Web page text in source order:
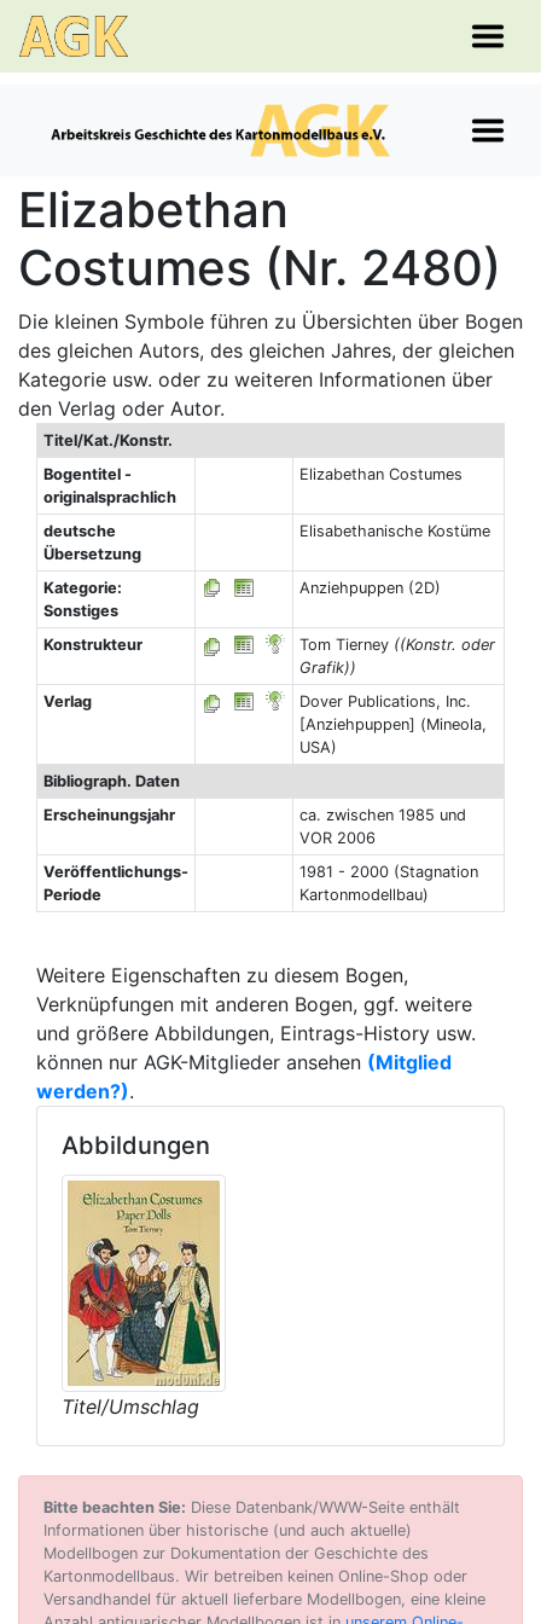
Elizabethan
Costumes (Nr. 2480)
Die kleinen Symbole führen zu Übersichten über Bogen
des gleichen Autors, des gleichen Jahres, der gleichen
Kategorie usw. oder zu weiteren Informationen über
den Verlag oder Autor.
Titel/Kat./Konstr.
Bogentitel -
originalsprachlich
Elizabethan Costumes
deutsche
Übersetzung
Elisabethanische Kostüme
Kategorie:
Sonstiges
Anziehpuppen (2D)
Konstrukteur Tom Tierney ((Konstr. oder
Grafik))
Verlag
Dover Publications, Inc.
[Anziehpuppen] (Mineola,
USA)
Bibliograph. Daten
Erscheinungsjahr
ca. zwischen 1985 und
VOR 2006
Veröffentlichungs-
Periode
1981 - 2000 (Stagnation
Kartonmodellbau)
Weitere Eigenschaften zu diesem Bogen,
Verknüpfungen mit anderen Bogen, ggf. weitere
und größere Abbildungen, Eintrags-History usw.
können nur AGK-Mitglieder ansehen (Mitglied
werden?).
Abbildungen
Titel/Umschlag
Bitte beachten Sie: Diese Datenbank/WWW-Seite enthält
Informationen über historische (und auch aktuelle)
Modellbogen zur Dokumentation der Geschichte des
Kartonmodellbaus. Wir betreiben keinen Online-Shop oder
Versandhandel für aktuell lieferbare Modellbogen, eine kleine